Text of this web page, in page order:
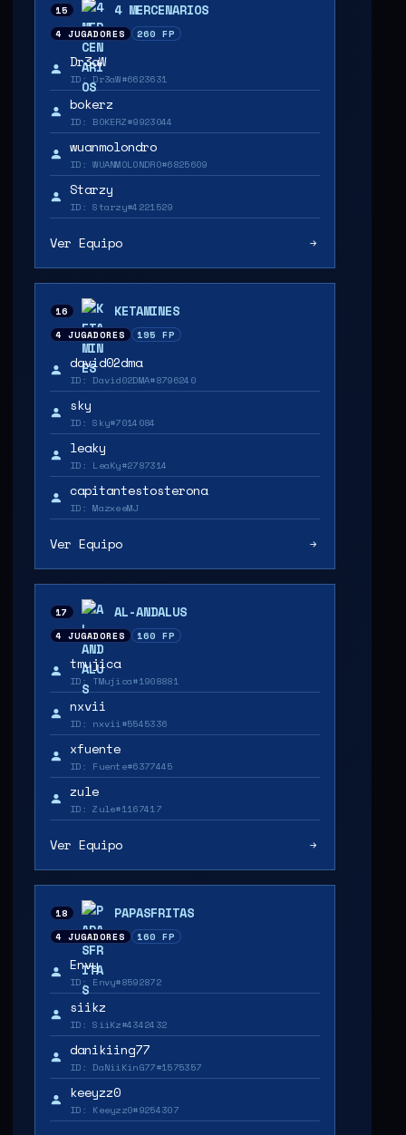
15 4 MERCENARIOS
4 JUGADORES 260 FP
Dr3aW
ID: Dr3aW#6623631
bokerz
ID: BOKERZ#9923044
wuanmolondro
ID: WUANMOLONDRO#6825609
Starzy
ID: Starzy#4221529
Ver Equipo
16 KETAMINES
4 JUGADORES 195 FP
david02dma
ID: David02DMA#8796240
sky
ID: Sky#7014084
leaky
ID: LeaKy#2787314
capitantestosterona
ID: MazxeeMJ
Ver Equipo
17 AL-ANDALUS
4 JUGADORES 160 FP
tmujica
ID: TMujica#1908881
nxvii
ID: nxvii#5545336
xfuente
ID: Fuente#6377445
zule
ID: Zule#1167417
Ver Equipo
18 PAPASFRITAS
4 JUGADORES 160 FP
Envy
ID: Envy#8592872
siikz
ID: SiiKz#4342432
danikiing77
ID: DaNiiKinG77#1575357
keeyzz0
ID: Keeyzz0#9254307